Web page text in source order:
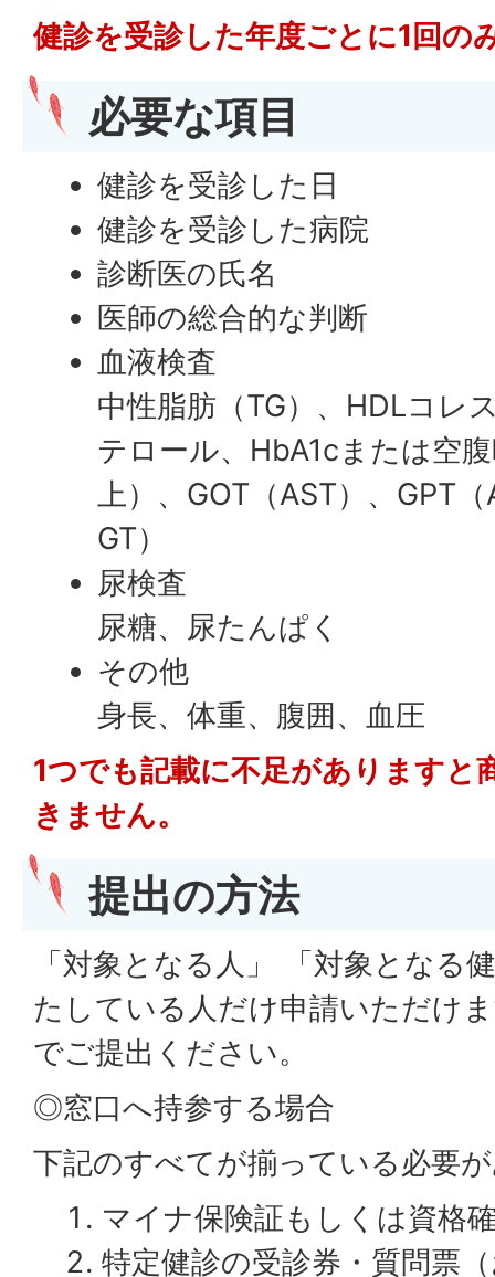
健診を受診した年度ごとに1回の
必要な項目
健診を受診した日
健診を受診した病院
診断医の氏名
医師の総合的な判断
血液検査
中性脂肪（TG）、HDLコレ
テロール、HbA1cまたは空
上）、GOT（AST）、GPT（
GT）
尿検査
尿糖、尿たんぱく
その他
身長、体重、腹囲、血圧
1つでも記載に不足がありますと
きません。
提出の方法
「対象となる人」 「対象となる
たしている人だけ申請いただけ
でご提出ください。
◎窓口へ持参する場合
下記のすべてが揃っている必要
マイナ保険証もしくは資格
特定健診の受診券・質問票